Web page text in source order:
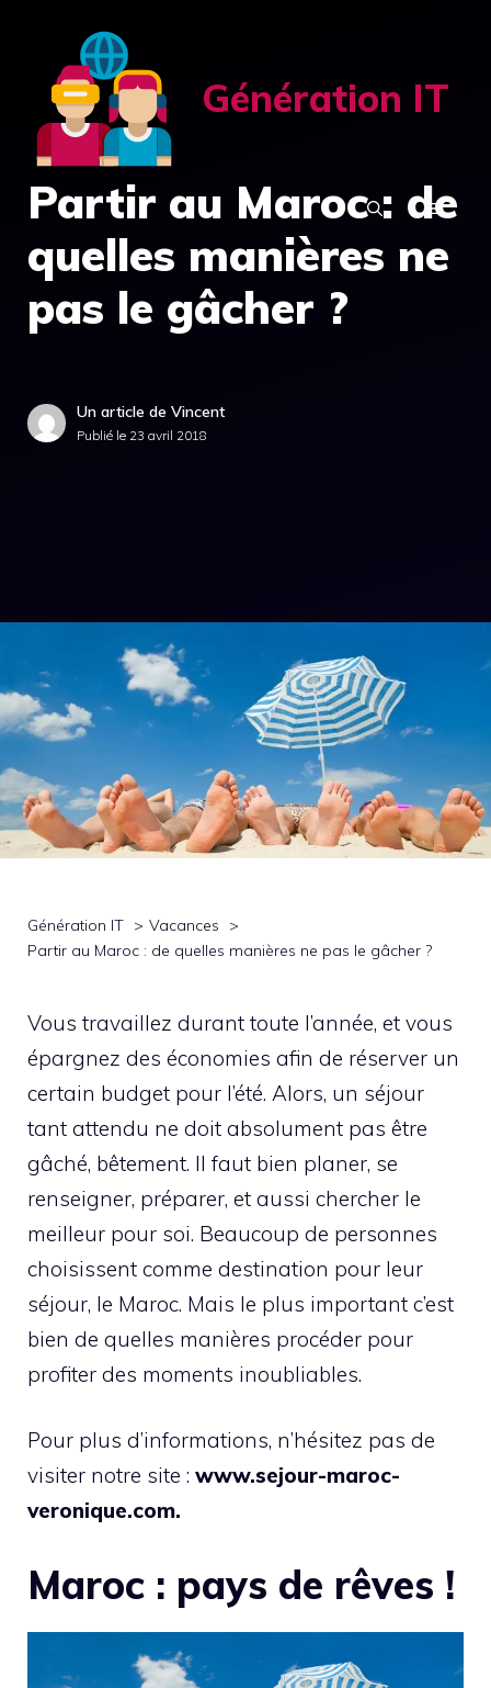
contenu
Génération IT
MENU
Partir au Maroc : de
quelles manières ne
pas le gâcher ?
Un article de Vincent
Publié le 23 avril 2018
Génération IT
Vacances
Partir au Maroc : de quelles manières ne pas le gâcher ?
Vous travaillez durant toute l’année, et vous
épargnez des économies afin de réserver un
certain budget pour l’été. Alors, un séjour
tant attendu ne doit absolument pas être
gâché, bêtement. Il faut bien planer, se
renseigner, préparer, et aussi chercher le
meilleur pour soi. Beaucoup de personnes
choisissent comme destination pour leur
séjour, le Maroc. Mais le plus important c’est
bien de quelles manières procéder pour
profiter des moments inoubliables.
Pour plus d’informations, n’hésitez pas de
visiter notre site : www.sejour-maroc-
veronique.com.
Maroc : pays de rêves !